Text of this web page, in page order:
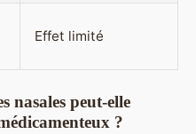
Effet limité
nasales peut-elle
?